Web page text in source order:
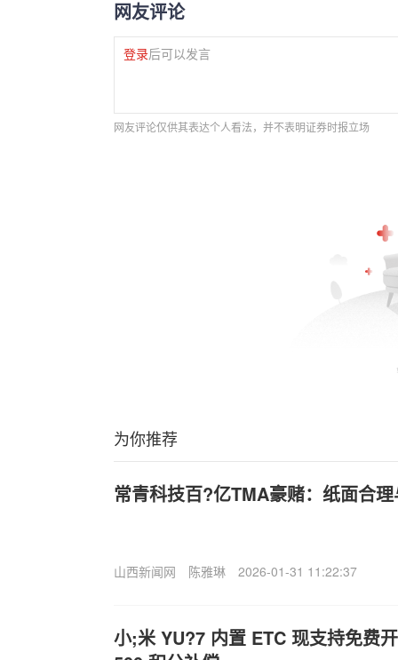
网友评论
登录后可以发言
网友评论仅供其表达个人看法，并不表明证券时报立场
为你推荐
常青科技百?亿TMA豪赌：纸面合
山西新闻网 陈雅琳 2026-01-31 11:22:37
小;米 YU?7 内置 ETC 现支持免费